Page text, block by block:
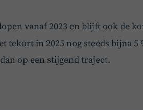
vanaf 2023 en blijft ook de
tekort in 2025 nog steeds bijna 5
op een stijgend traject.